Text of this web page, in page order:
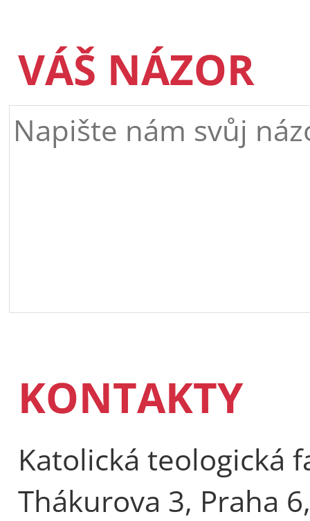
VÁŠ NÁZOR
KONTAKTY
Katolická teologická
Thákurova 3, Praha